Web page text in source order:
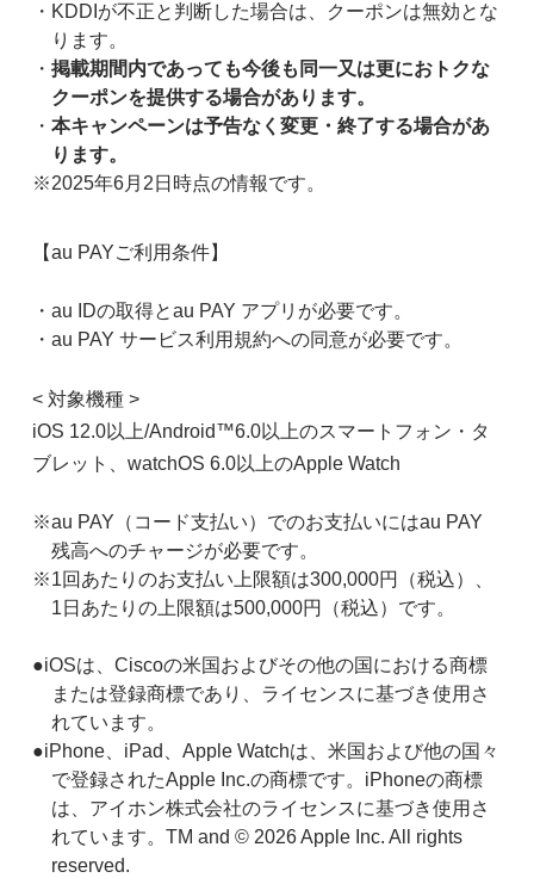
KDDIが不正と判断した場合は、クーポンは無効とな
ります。
掲載期間内であっても今後も同一又は更におトクな
クーポンを提供する場合があります。
本キャンペーンは予告なく変更・終了する場合があ
ります。
※2025年6月2日時点の情報です。
【au PAYご利用条件】
au IDの取得とau PAY アプリが必要です。
au PAY サービス利用規約への同意が必要です。
< 対象機種 >
iOS 12.0以上/Android™6.0以上のスマートフォン・タ
ブレット、watchOS 6.0以上のApple Watch
※au PAY（コード支払い）でのお支払いにはau PAY
残高へのチャージが必要です。
※1回あたりのお支払い上限額は300,000円（税込）、
1日あたりの上限額は500,000円（税込）です。
●iOSは、Ciscoの米国およびその他の国における商標
または登録商標であり、ライセンスに基づき使用さ
れています。
●iPhone、iPad、Apple Watchは、米国および他の国々
で登録されたApple Inc.の商標です。iPhoneの商標
は、アイホン株式会社のライセンスに基づき使用さ
れています。TM and © 2026 Apple Inc. All rights
reserved.